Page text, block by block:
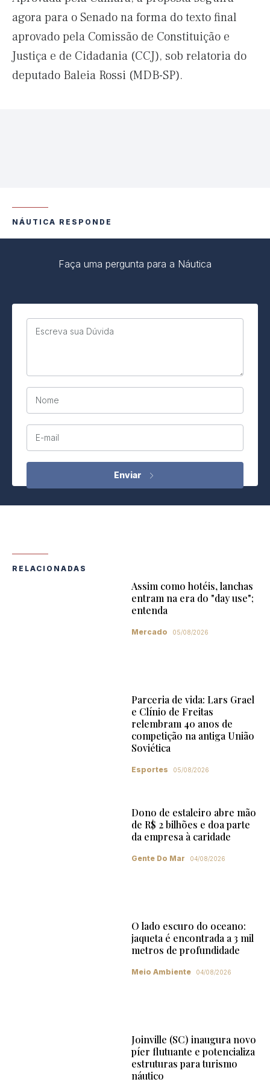
agora para o Senado na forma do texto final
aprovado pela Comissão de Constituição e
Justiça e de Cidadania (CCJ), sob relatoria do
deputado Baleia Rossi (MDB-SP).
NÁUTICA RESPONDE
Faça uma pergunta para a Náutica
Escreva sua Dúvida
Nome
E-mail
RELACIONADAS
Assim como hotéis, lanchas
entram na era do "day use";
entenda
Mercado 05/08/2026
Parceria de vida: Lars Grael
e Clínio de Freitas
relembram 40 anos de
competição na antiga União
Soviética
Esportes 05/08/2026
Dono de estaleiro abre mão
de R$ 2 bilhões e doa parte
da empresa à caridade
Gente Do Mar 04/08/2026
O lado escuro do oceano:
jaqueta é encontrada a 3 mil
metros de profundidade
Meio Ambiente 04/08/2026
Joinville (SC) inaugura novo
píer flutuante e potencializa
estruturas para turismo
náutico